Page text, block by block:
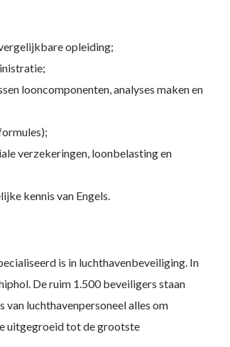
opleiding;
looncomponenten, analyses maken en
verzekeringen, loonbelasting en
kennis van Engels.
is in luchthavenbeveiliging. In
De ruim 1.500 beveiligers staan
luchthavenpersoneel alles om
uitgegroeid tot de grootste